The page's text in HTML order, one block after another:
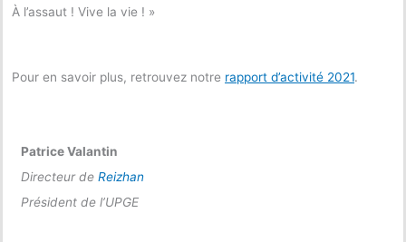
À l’assaut ! Vive la vie ! »
Pour en savoir plus, retrouvez notre rapport d’activité 2021.
Patrice Valantin
Directeur de Reizhan
Président de l’UPGE